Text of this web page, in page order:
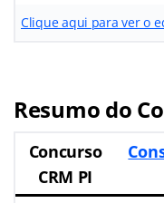
Clique aqui para ver o
Resumo do
Concurso
CRM PI